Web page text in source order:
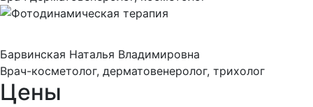
Барвинская Наталья Владимировна
Врач-косметолог, дерматовенеролог, трихолог
Цены